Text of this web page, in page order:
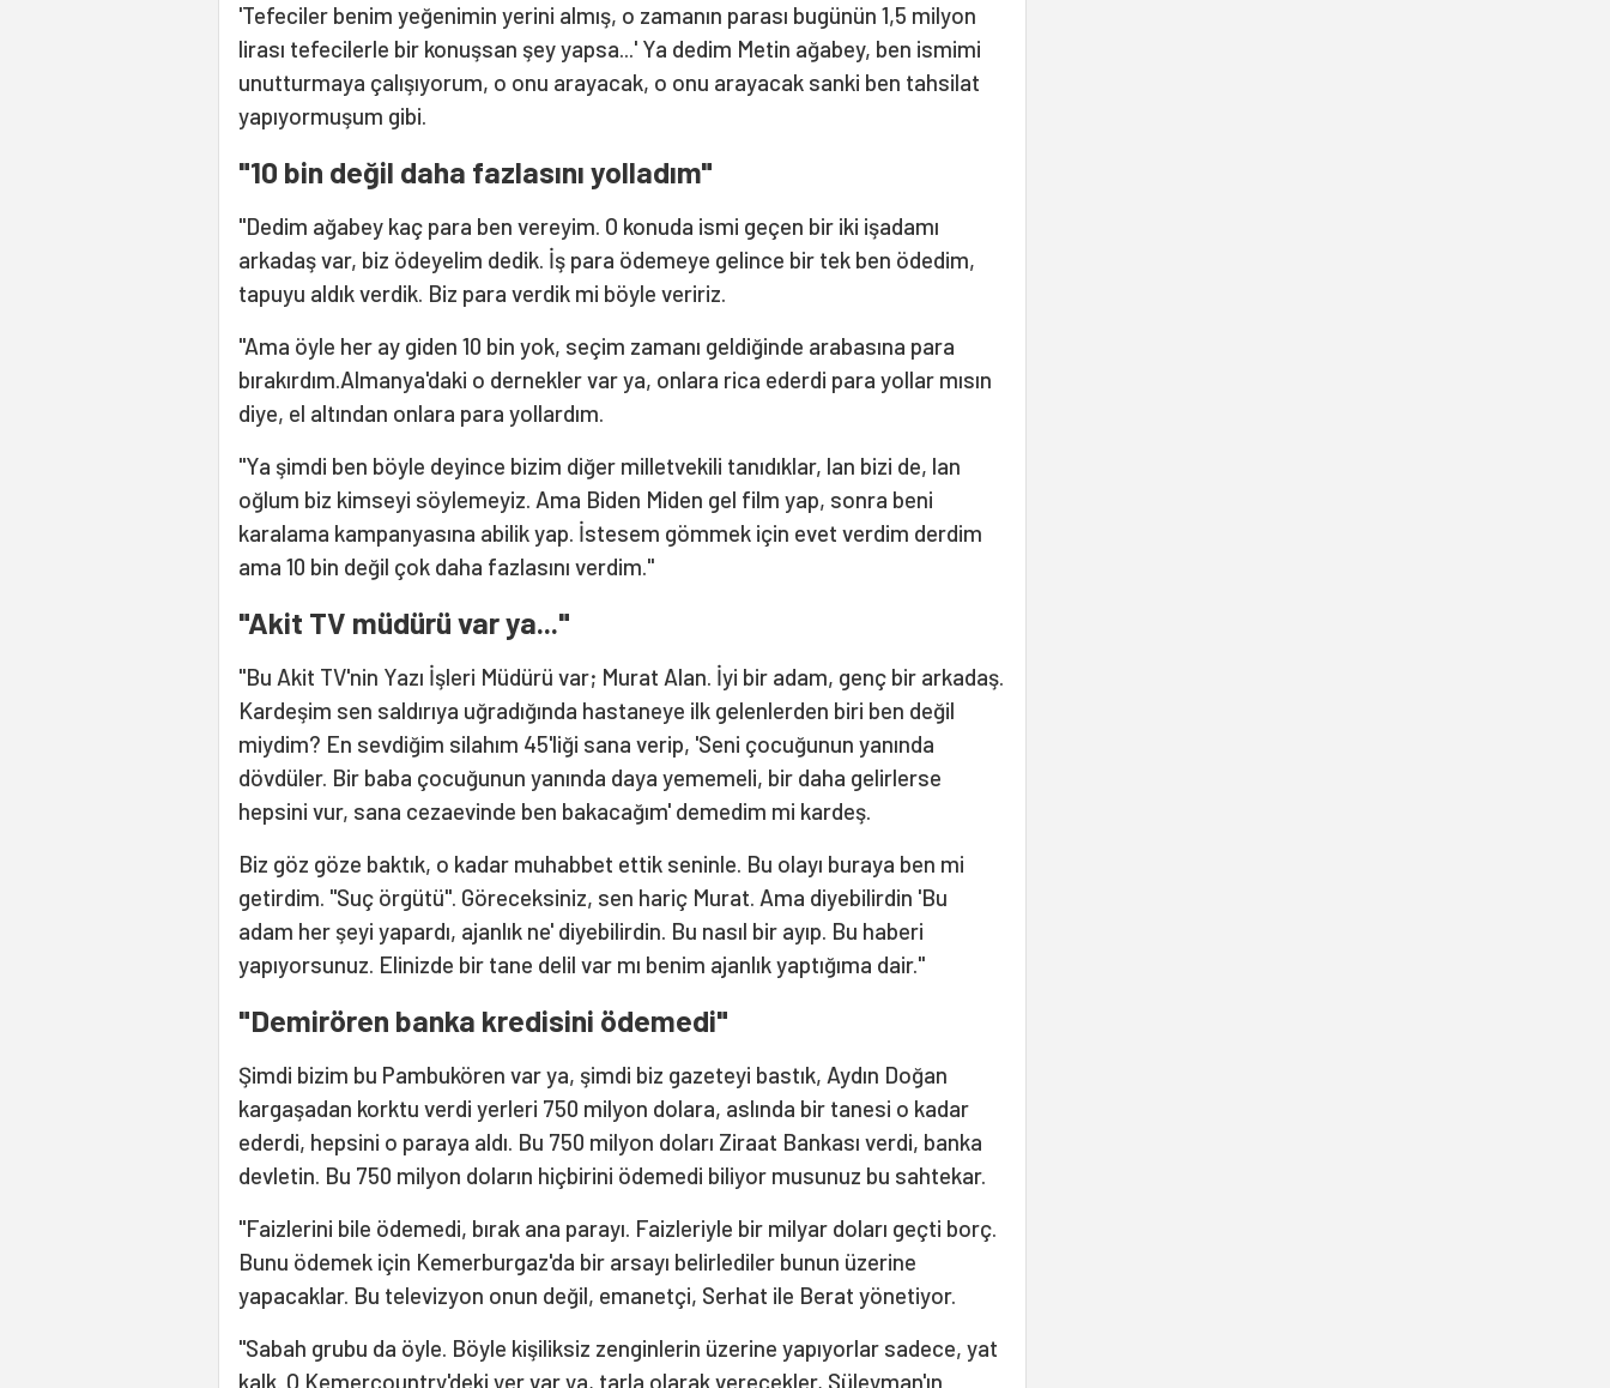
'Tefeciler benim yeğenimin yerini almış, o zamanın parası bugünün 1,5 milyon
lirası tefecilerle bir konuşsan şey yapsa...' Ya dedim Metin ağabey, ben ismimi
unutturmaya çalışıyorum, o onu arayacak, o onu arayacak sanki ben tahsilat
yapıyormuşum gibi.
"10 bin değil daha fazlasını yolladım"
"Dedim ağabey kaç para ben vereyim. O konuda ismi geçen bir iki işadamı
arkadaş var, biz ödeyelim dedik. İş para ödemeye gelince bir tek ben ödedim,
tapuyu aldık verdik. Biz para verdik mi böyle veririz.
"Ama öyle her ay giden 10 bin yok, seçim zamanı geldiğinde arabasına para
bırakırdım.Almanya'daki o dernekler var ya, onlara rica ederdi para yollar mısın
diye, el altından onlara para yollardım.
"Ya şimdi ben böyle deyince bizim diğer milletvekili tanıdıklar, lan bizi de, lan
oğlum biz kimseyi söylemeyiz. Ama Biden Miden gel film yap, sonra beni
karalama kampanyasına abilik yap. İstesem gömmek için evet verdim derdim
ama 10 bin değil çok daha fazlasını verdim."
"Akit TV müdürü var ya..."
"Bu Akit TV'nin Yazı İşleri Müdürü var; Murat Alan. İyi bir adam, genç bir arkadaş.
Kardeşim sen saldırıya uğradığında hastaneye ilk gelenlerden biri ben değil
miydim? En sevdiğim silahım 45'liği sana verip, 'Seni çocuğunun yanında
dövdüler. Bir baba çocuğunun yanında daya yememeli, bir daha gelirlerse
hepsini vur, sana cezaevinde ben bakacağım' demedim mi kardeş.
Biz göz göze baktık, o kadar muhabbet ettik seninle. Bu olayı buraya ben mi
getirdim. "Suç örgütü". Göreceksiniz, sen hariç Murat. Ama diyebilirdin 'Bu
adam her şeyi yapardı, ajanlık ne' diyebilirdin. Bu nasıl bir ayıp. Bu haberi
yapıyorsunuz. Elinizde bir tane delil var mı benim ajanlık yaptığıma dair."
"Demirören banka kredisini ödemedi"
Şimdi bizim bu Pambukören var ya, şimdi biz gazeteyi bastık, Aydın Doğan
kargaşadan korktu verdi yerleri 750 milyon dolara, aslında bir tanesi o kadar
ederdi, hepsini o paraya aldı. Bu 750 milyon doları Ziraat Bankası verdi, banka
devletin. Bu 750 milyon doların hiçbirini ödemedi biliyor musunuz bu sahtekar.
"Faizlerini bile ödemedi, bırak ana parayı. Faizleriyle bir milyar doları geçti borç.
Bunu ödemek için Kemerburgaz'da bir arsayı belirlediler bunun üzerine
yapacaklar. Bu televizyon onun değil, emanetçi, Serhat ile Berat yönetiyor.
"Sabah grubu da öyle. Böyle kişiliksiz zenginlerin üzerine yapıyorlar sadece, yat
kalk. O Kemercountry'deki yer var ya, tarla olarak verecekler, Süleyman'ın